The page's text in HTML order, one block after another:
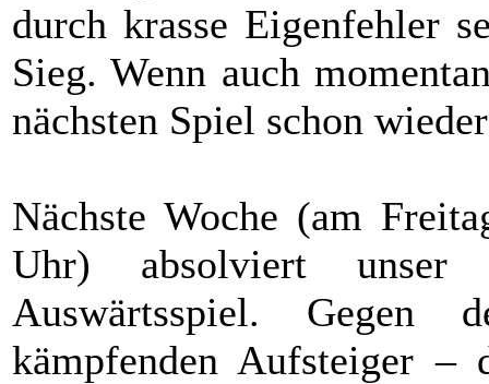
durch krasse Eigenfehler
Sieg. Wenn auch
nächsten Spiel schon
Nächste Woche (am
Uhr) absolviert unser
Auswärtsspiel. Gegen
kämpfenden Aufsteiger